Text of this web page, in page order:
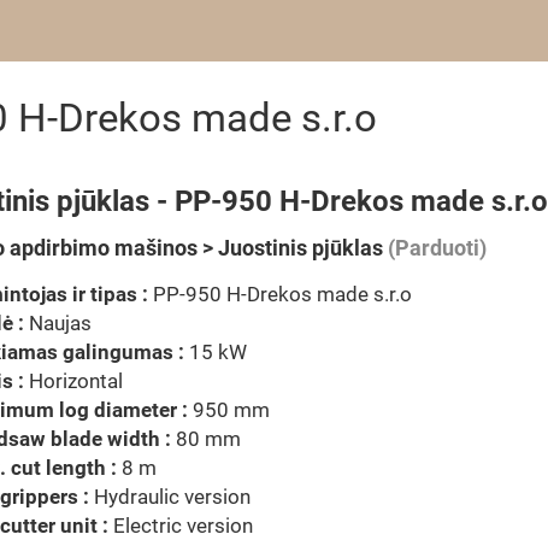
Drekos made s.r.o
pjūklas - PP-950 H-Drekos made s.r.o
apdirbimo mašinos > Juostinis pjūklas (Parduoti)
ir tipas : PP-950 H-Drekos made s.r.o
: Naujas
galingumas : 15 kW
: Horizontal
log diameter : 950 mm
blade width : 80 mm
cut length : 8 m
: Hydraulic version
unit : Electric version